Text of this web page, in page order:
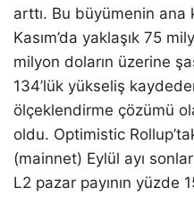
arttı. Bu büyümenin ana
Kasım’da yaklaşık 75
milyon doların üzerine
134’lük yükseliş
ölçeklendirme çözümü
oldu. Optimistic
(mainnet) Eylül ayı
L2 pazar payının yüzde